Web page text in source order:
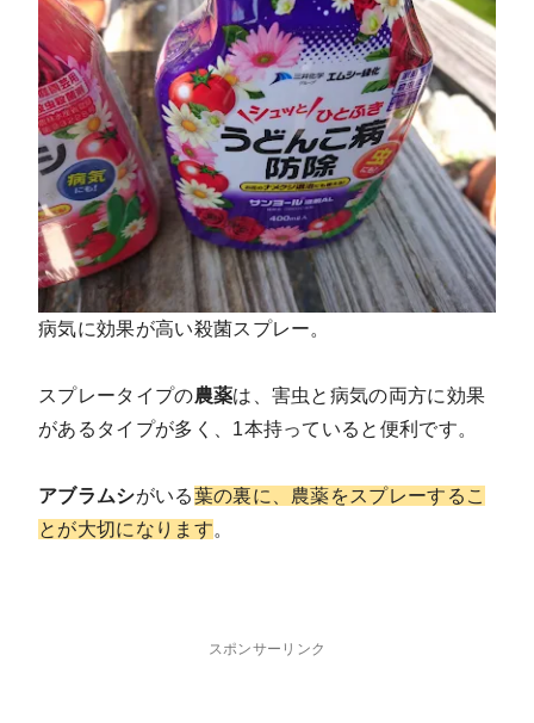
病気に効果が高い殺菌スプレー。
スプレータイプの農薬は、害虫と病気の両方に効果
があるタイプが多く、1本持っていると便利です。
アブラムシがいる葉の裏に、農薬をスプレーするこ
とが大切になります。
スポンサーリンク